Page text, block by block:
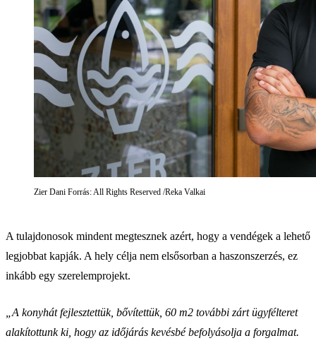
Zier Dani Forrás: All Rights Reserved /Reka Valkai
A tulajdonosok mindent megtesznek azért, hogy a vendégek a lehető
legjobbat kapják. A hely célja nem elsősorban a haszonszerzés, ez
inkább egy szerelemprojekt.
„A konyhát fejlesztettük, bővítettük, 60 m2 további zárt ügyfélteret
alakítottunk ki, hogy az időjárás kevésbé befolyásolja a forgalmat.